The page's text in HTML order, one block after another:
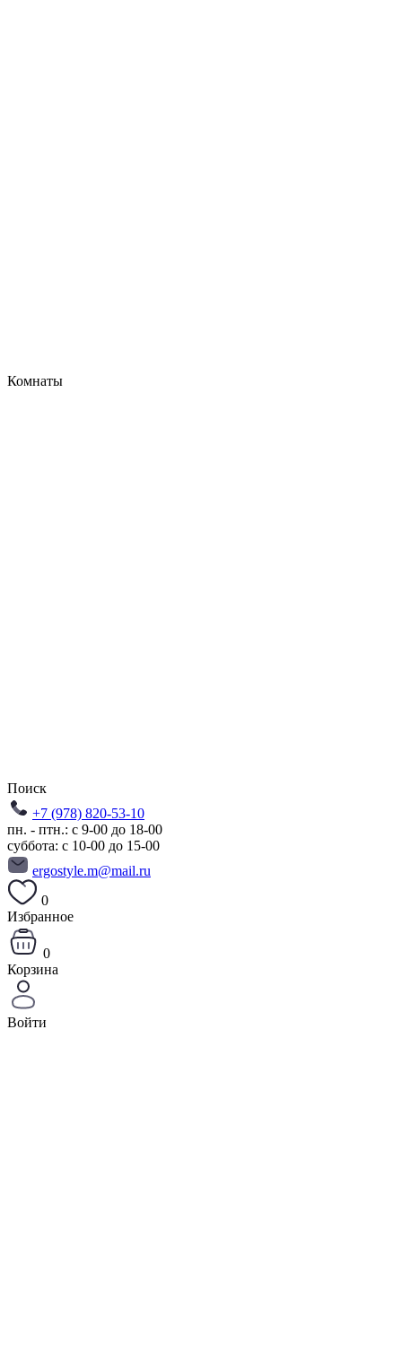
Комнаты
Поиск
+7 (978) 820-53-10
пн. - птн.: с 9-00 до 18-00
суббота: с 10-00 до 15-00
ergostyle.m@mail.ru
0
Избранное
0
Корзина
Войти